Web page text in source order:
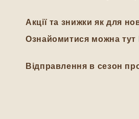
Акції та знижки як для
Ознайомитися можна тут
Відправлення в сезон